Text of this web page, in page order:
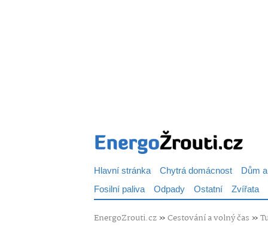
Hlavní stránka Chytrá domácnost
Dům
Fosilní paliva Odpady Ostatní Zvířata
EnergoZrouti.cz»Cestování a volný čas »